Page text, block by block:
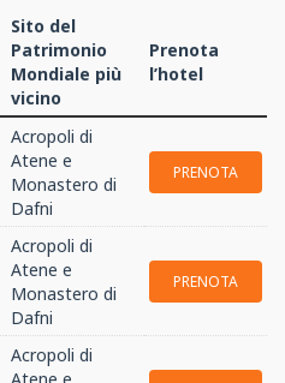
Sito del
Patrimonio
Mondiale più
vicino
Prenota
l’hotel
Acropoli di
Atene e
Monastero di
Dafni
PRENOTA
Acropoli di
Atene e
Monastero di
Dafni
PRENOTA
Acropoli di